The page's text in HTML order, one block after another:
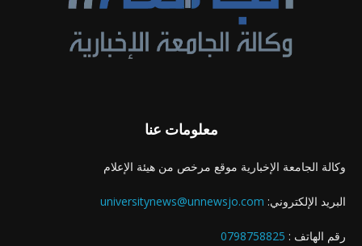
معلومات عنا
وكالة الجامعة الإخبارية موقع مرخص من هيئة الإعلام
البريد الإلكتروني: universitynews@unnewsjo.com
رقم الهاتف : 0798758825